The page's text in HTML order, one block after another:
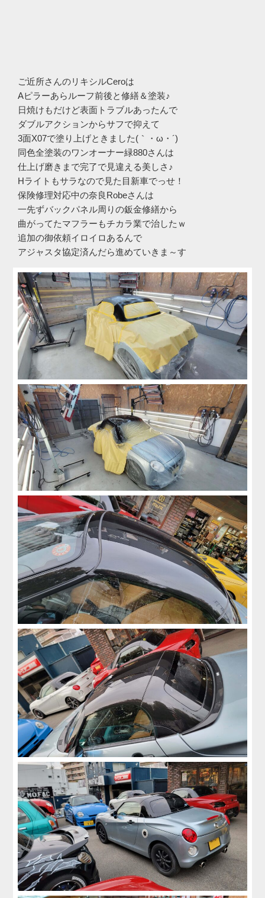
ご近所さんのリキシルCeroは
Aピラーあらルーフ前後と修繕＆塗装♪
日焼けもだけど表面トラブルあったんで
ダブルアクションからサフで抑えて
3面X07で塗り上げときました(｀・ω・´)ゞ
同色全塗装のワンオーナー緑880さんは
仕上げ磨きまで完了で見違える美しさ♪
Hライトもサラなので見た目新車でっせ！
保険修理対応中の奈良Robeさんは
一先ずバックパネル周りの鈑金修繕から
曲がってたマフラーもチカラ業で治したｗ
追加の御依頼イロイロあるんで
アジャスタ協定済んだら進めていきま～す